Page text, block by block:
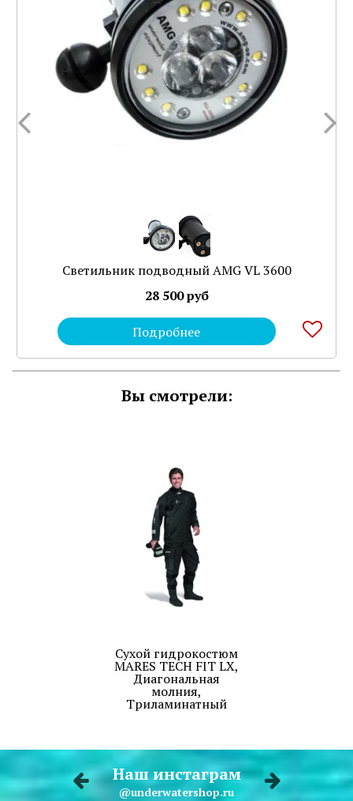
Светильник подводный AMG VL 3600
28 500 руб
Подробнее
Вы смотрели:
Сухой гидрокостюм
MARES TECH FIT LX,
Диагональная
молния,
Триламинатный
Наш инстаграм
@underwatershop.ru